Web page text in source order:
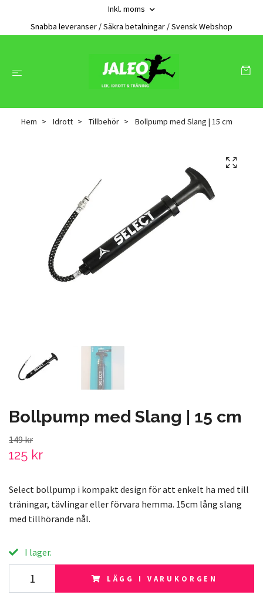
Inkl. moms
Snabba leveranser / Säkra betalningar / Svensk Webshop
Hem Idrott Tillbehör Bollpump med Slang | 15 cm
Bollpump med Slang | 15 cm
149 kr
125 kr
Select bollpump i kompakt design för att enkelt ha med till
träningar, tävlingar eller förvara hemma. 15cm lång slang
med tillhörande nål.
I lager.
LÄGG I VARUKORGEN